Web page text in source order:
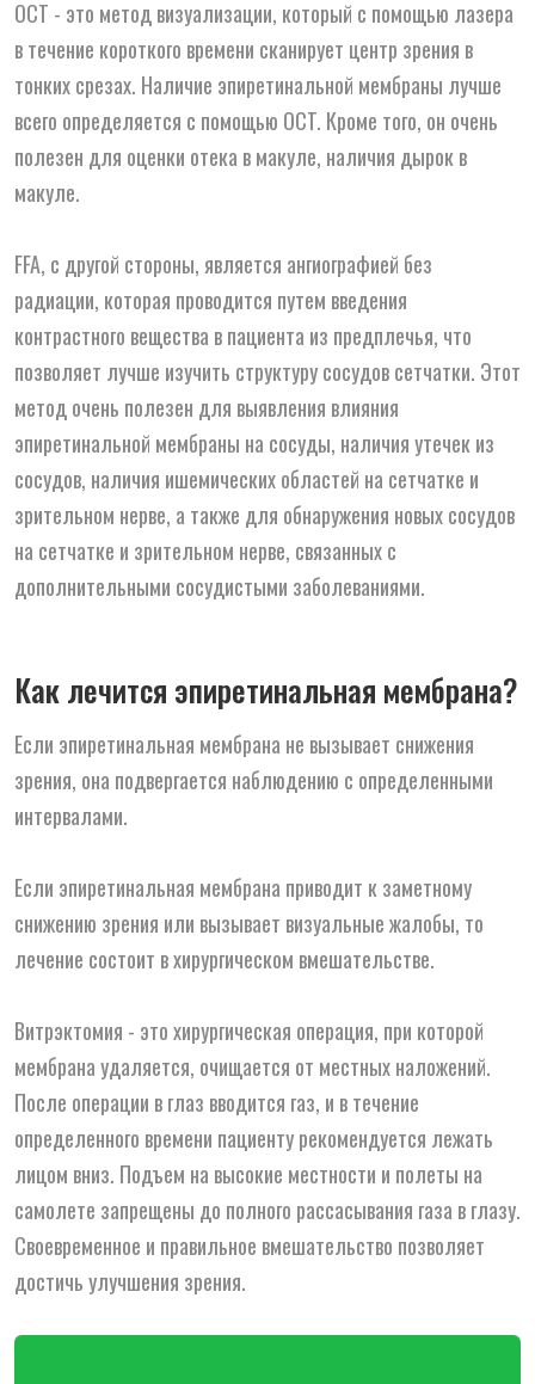
OCT - это метод визуализации, который с помощью лазера
в течение короткого времени сканирует центр зрения в
тонких срезах. Наличие эпиретинальной мембраны лучше
всего определяется с помощью OCT. Кроме того, он очень
полезен для оценки отека в макуле, наличия дырок в
макуле.
FFA, с другой стороны, является ангиографией без
радиации, которая проводится путем введения
контрастного вещества в пациента из предплечья, что
позволяет лучше изучить структуру сосудов сетчатки. Этот
метод очень полезен для выявления влияния
эпиретинальной мембраны на сосуды, наличия утечек из
сосудов, наличия ишемических областей на сетчатке и
зрительном нерве, а также для обнаружения новых сосудов
на сетчатке и зрительном нерве, связанных с
дополнительными сосудистыми заболеваниями.
Как лечится эпиретинальная мембрана?
Если эпиретинальная мембрана не вызывает снижения
зрения, она подвергается наблюдению с определенными
интервалами.
Если эпиретинальная мембрана приводит к заметному
снижению зрения или вызывает визуальные жалобы, то
лечение состоит в хирургическом вмешательстве.
Витрэктомия - это хирургическая операция, при которой
мембрана удаляется, очищается от местных наложений.
После операции в глаз вводится газ, и в течение
определенного времени пациенту рекомендуется лежать
лицом вниз. Подъем на высокие местности и полеты на
самолете запрещены до полного рассасывания газа в глазу.
Своевременное и правильное вмешательство позволяет
достичь улучшения зрения.